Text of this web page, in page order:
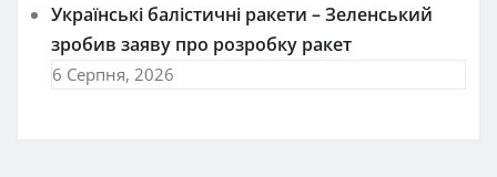
Українські балістичні ракети – Зеленський
зробив заяву про розробку ракет
6 Серпня, 2026